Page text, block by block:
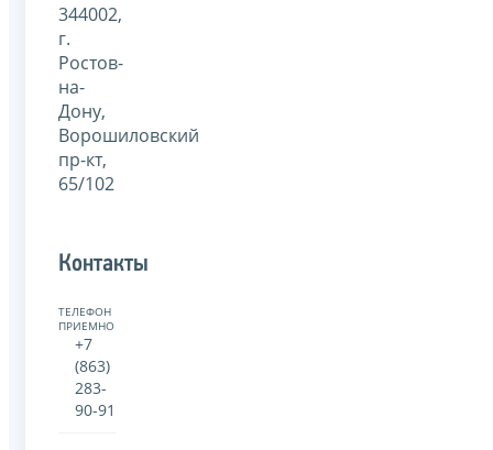
344002,
г.
Ростов-
на-
Дону,
Ворошиловский
пр-кт,
65/102
Контакты
ТЕЛЕФОН
ПРИЕМНОЙ:
+7
(863)
283-
90-91